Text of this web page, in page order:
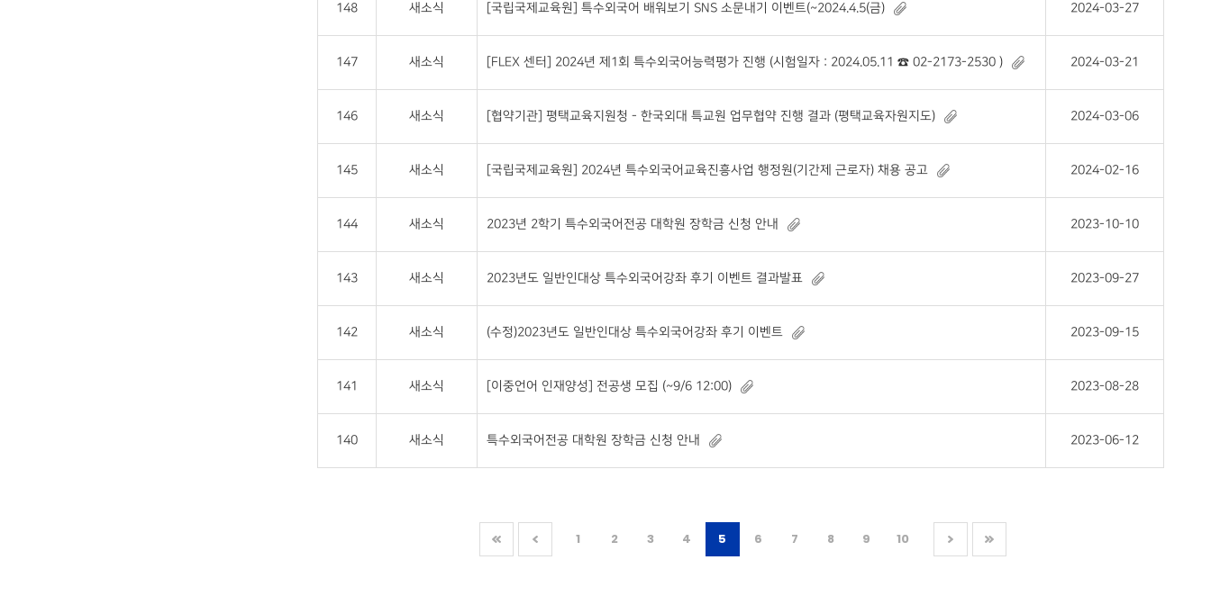
148 새소식 [국립국제교육원] 특수외국어 배워보기 SNS 소문내기 이벤트(~2024.4.5(금) 2024-03-27
147 새소식 [FLEX 센터] 2024년 제1회 특수외국어능력평가 진행 (시험일자 : 2024.05.11 ☎ 02-2173-2530 ) 2024-03-21
146 새소식 [협약기관] 평택교육지원청 - 한국외대 특교원 업무협약 진행 결과 (평택교육자원지도) 2024-03-06
145 새소식 [국립국제교육원] 2024년 특수외국어교육진흥사업 행정원(기간제 근로자) 채용 공고 2024-02-16
144 새소식 2023년 2학기 특수외국어전공 대학원 장학금 신청 안내 2023-10-10
143 새소식 2023년도 일반인대상 특수외국어강좌 후기 이벤트 결과발표 2023-09-27
142 새소식 (수정)2023년도 일반인대상 특수외국어강좌 후기 이벤트 2023-09-15
141 새소식 [이중언어 인재양성] 전공생 모집 (~9/6 12:00) 2023-08-28
140 새소식 특수외국어전공 대학원 장학금 신청 안내 2023-06-12
1 2 3 4 5 6 7 8 9 10